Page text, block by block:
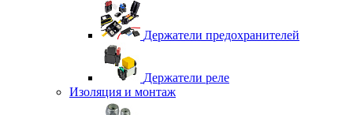
Держатели предохранителей
Держатели реле
Изоляция и монтаж